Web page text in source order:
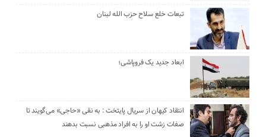
تبعات خلع سلاح حزب الله لبنان
ابعاد جدید یک فروپاشی؛
انتقاد کیهان از سریال پایتخت : به نقی «حاجی» می‌گویند تا
صفات زشت او را به افراد مذهبی نسبت بدهند